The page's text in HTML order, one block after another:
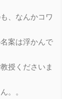
、なんかコワ
案は浮かんで
授くださいま
。。